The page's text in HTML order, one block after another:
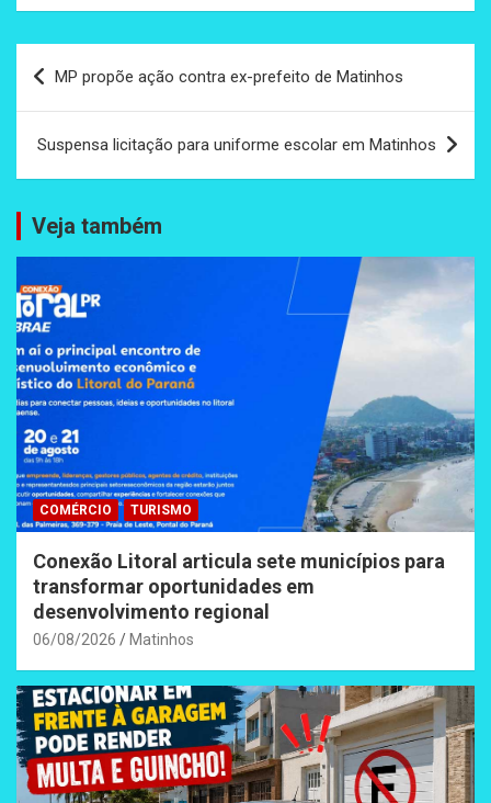
Navegação
de
Post
MP propõe ação contra ex-prefeito de Matinhos
Suspensa licitação para uniforme escolar em Matinhos
Veja também
COMÉRCIO TURISMO
Conexão Litoral articula sete municípios para
transformar oportunidades em
desenvolvimento regional
06/08/2026 Matinhos